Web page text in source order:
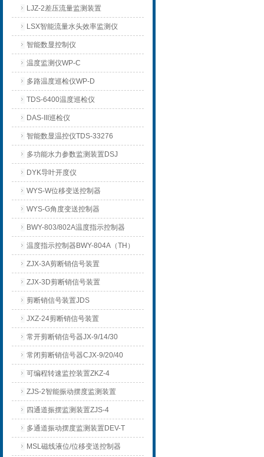
LJZ-2差压流量监测装置
LSX智能流量水头效率监测仪
智能数显控制仪
温度监测仪WP-C
多路温度巡检仪WP-D
TDS-6400温度巡检仪
DAS-III巡检仪
智能数显温控仪TDS-33276
多功能水力参数监测装置DSJ
DYK导叶开度仪
WYS-W位移变送控制器
WYS-G角度变送控制器
BWY-803/802A温度指示控制器
温度指示控制器BWY-804A（TH）
ZJX-3A剪断销信号装置
ZJX-3D剪断销信号装置
剪断销信号装置JDS
JXZ-24剪断销信号装置
常开剪断销信号器JX-9/14/30
常闭剪断销信号器CJX-9/20/40
可编程转速监控装置ZKZ-4
ZJS-2智能振动摆度监测装置
四通道振摆监测装置ZJS-4
多通道振动摆度监测装置DEV-T
MSL磁线液位/位移变送控制器